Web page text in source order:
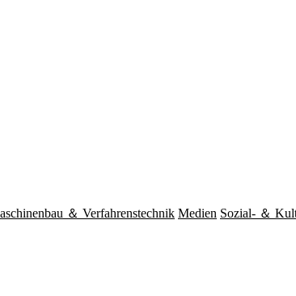
＆ Verfahrenstechnik Medien Sozial- ＆